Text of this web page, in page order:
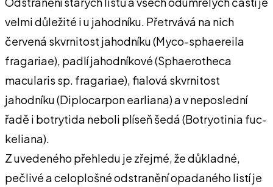
velmi důležité i u jahodníku. Přetrvává na nich
červená skvrnitost jahodníku (Myco-sphaereila
fragariae), padlí jahodníkové (Sphaerotheca
macularis sp. fragariae), fialová skvrnitost
jahodníku (Diplocarpon earliana) a v neposlední
řadě i botrytida neboli plíseň šedá (Botryotinia fuc-
keliana).
Z uvedeného přehledu je zřejmé, že důkladné,
pečlivé a celoplošné odstranění opadaného listí je